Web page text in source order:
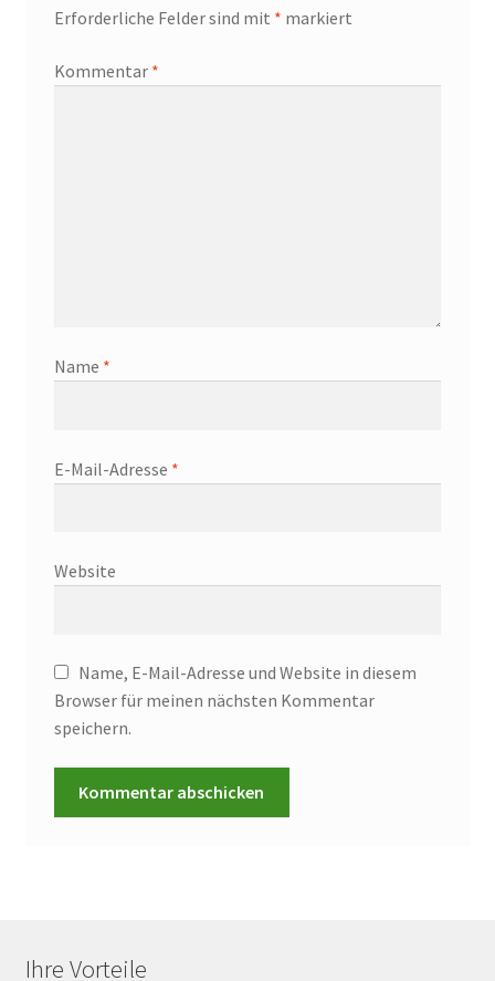
Erforderliche Felder sind mit * markiert
Kommentar *
Name *
E-Mail-Adresse *
Website
Name, E-Mail-Adresse und Website in diesem
Browser für meinen nächsten Kommentar
speichern.
Ihre Vorteile